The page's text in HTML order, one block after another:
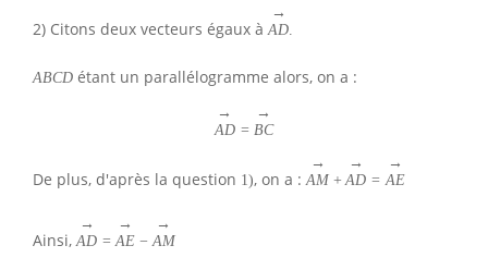
2) Citons deux vecteurs égaux à
→
AD
ABCD étant un parallélogramme alors, on a :
→
AD =
→
BC
De plus, d'après la question 1), on a :
→
AM +
→
AD =
→
AE
Ainsi,
→
AD =
→
AE −
→
AM